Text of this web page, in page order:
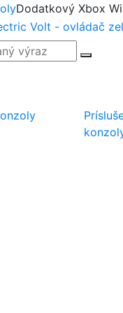
Dodatkový Xbox